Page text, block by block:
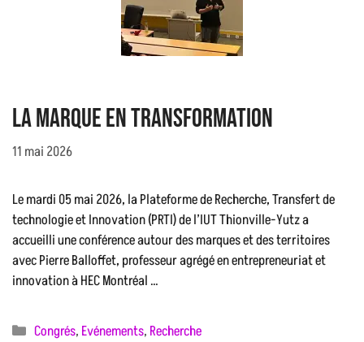
LA MARQUE EN TRaNSFORMATION
11 mai 2026
Le mardi 05 mai 2026, la Plateforme de Recherche, Transfert de
technologie et Innovation (PRTI) de l’IUT Thionville-Yutz a
accueilli une conférence autour des marques et des territoires
avec Pierre Balloffet, professeur agrégé en entrepreneuriat et
innovation à HEC Montréal …
Catégories
Congrés, Evénements, Recherche